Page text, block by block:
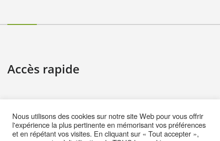
Accès rapide
Informations pratiques
Mentions Légales
Nous utilisons des cookies sur notre site Web pour vous offrir
l'expérience la plus pertinente en mémorisant vos préférences
et en répétant vos visites. En cliquant sur « Tout accepter »,